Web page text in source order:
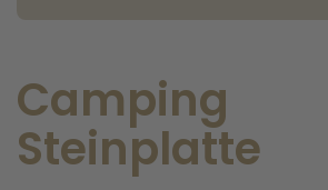
Camping
Steinplatte